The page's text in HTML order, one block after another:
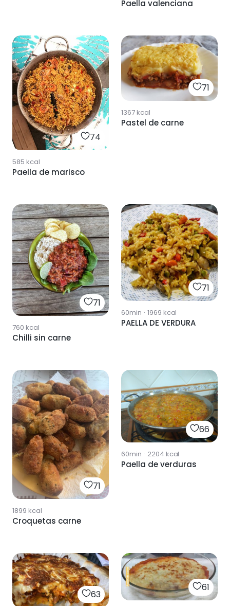
Paella valenciana
74
585 kcal
Paella de marisco
71
1367kcal
Pastel de carne
71
760 kcal
Chilli sin carne
71
60min · 1969 kcal
PAELLA DE VERDURA
71
1899 kcal
Croquetas carne
66
60min · 2204 kcal
Paella de verduras
63
61